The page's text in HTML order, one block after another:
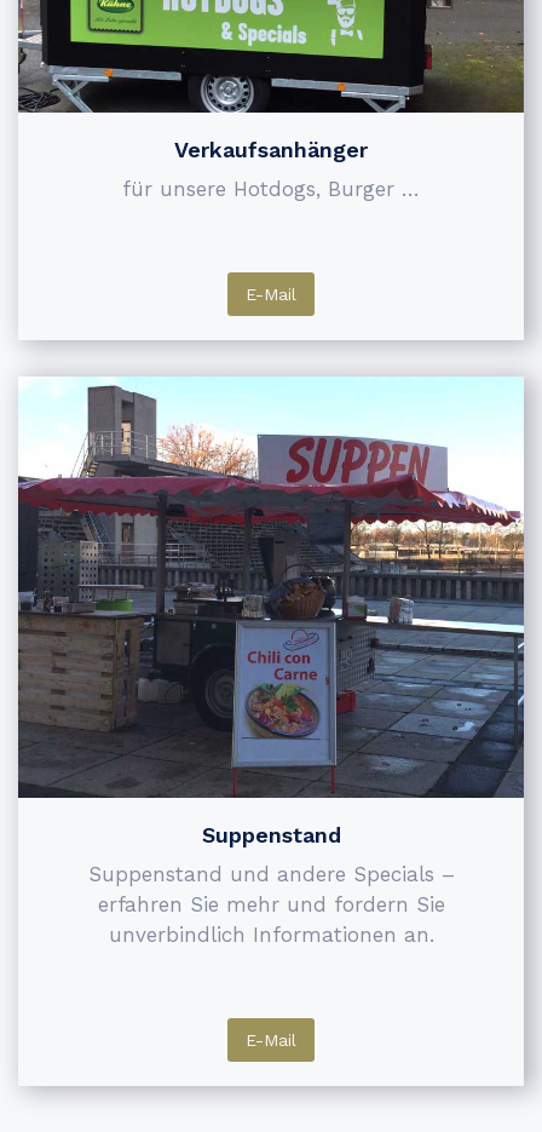
Verkaufsanhänger
für unsere Hotdogs, Burger …
E-Mail
Suppenstand
Suppenstand und andere Specials –
erfahren Sie mehr und fordern Sie
unverbindlich Informationen an.
E-Mail